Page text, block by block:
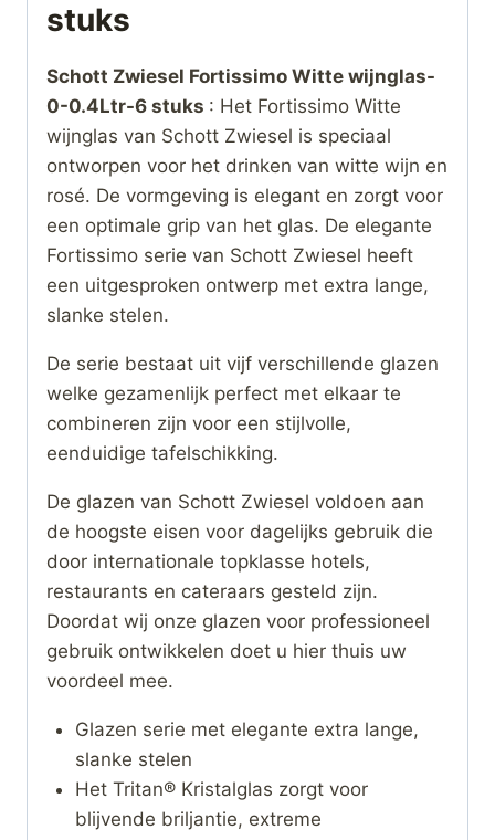
stuks
Schott Zwiesel Fortissimo Witte wijnglas-
0-0.4Ltr-6 stuks : Het Fortissimo Witte
wijnglas van Schott Zwiesel is speciaal
ontworpen voor het drinken van witte wijn en
rosé. De vormgeving is elegant en zorgt voor
een optimale grip van het glas. De elegante
Fortissimo serie van Schott Zwiesel heeft
een uitgesproken ontwerp met extra lange,
slanke stelen.
De serie bestaat uit vijf verschillende glazen
welke gezamenlijk perfect met elkaar te
combineren zijn voor een stijlvolle,
eenduidige tafelschikking.
De glazen van Schott Zwiesel voldoen aan
de hoogste eisen voor dagelijks gebruik die
door internationale topklasse hotels,
restaurants en cateraars gesteld zijn.
Doordat wij onze glazen voor professioneel
gebruik ontwikkelen doet u hier thuis uw
voordeel mee.
Glazen serie met elegante extra lange,
slanke stelen
Het Tritan® Kristalglas zorgt voor
blijvende briljantie, extreme